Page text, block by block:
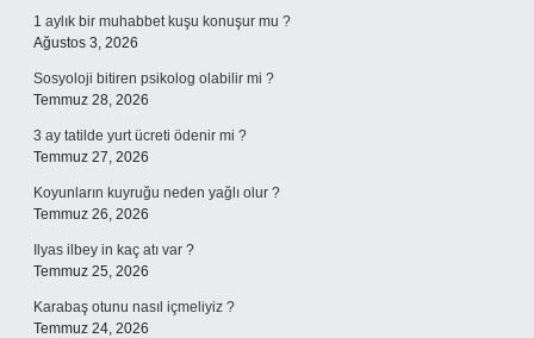
1 aylık bir muhabbet kuşu konuşur mu ?
Ağustos 3, 2026
Sosyoloji bitiren psikolog olabilir mi ?
Temmuz 28, 2026
3 ay tatilde yurt ücreti ödenir mi ?
Temmuz 27, 2026
Koyunların kuyruğu neden yağlı olur ?
Temmuz 26, 2026
Ilyas ilbey in kaç atı var ?
Temmuz 25, 2026
Karabaş otunu nasıl içmeliyiz ?
Temmuz 24, 2026